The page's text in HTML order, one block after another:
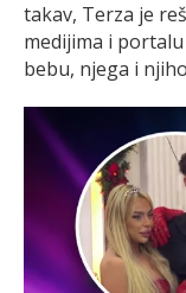
takav, Terza je
medijima i
bebu, njega i